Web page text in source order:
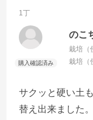
1丁
のこ
栽培（
栽培（
サクッと硬い土
替え出来ました。